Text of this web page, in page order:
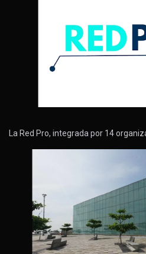
La Red Pro, integrada por 14